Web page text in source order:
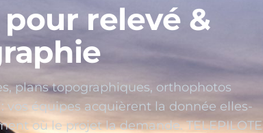
relevé &
plans topographiques, orthophotos
vos équipes acquièrent la donnée elles-
où le projet la demande. TELEPILOTE